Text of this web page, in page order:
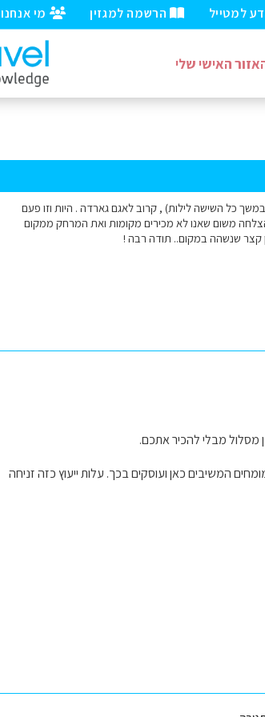
מי אנחנו הרשמה למגזין למטייל
האישי שלי
במשך כל השישה לילות) , קרוב לאגם גארדה . היות וזו פעם
הצלחה משום שאנו לא מכירים מקומות ואת המרחק ממקום
קצר שנשהה במקום.. תודה רבה !
מסלול מבלי להכיר אתכם.
המשיבים כאן ועוסקים בכך. עלות ייעוץ כזה זניחה